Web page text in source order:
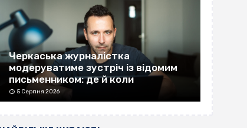
Черкаська журналістка
модеруватиме зустріч із відомим
письменником: де й коли
5 Серпня 2026